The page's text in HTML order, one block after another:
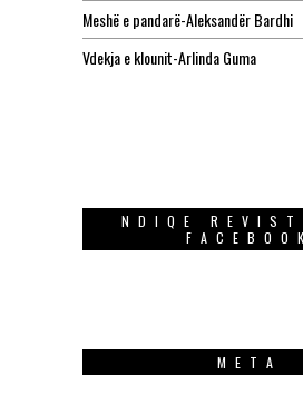
Meshë e pandarë-Aleksandër Bardhi
Vdekja e klounit-Arlinda Guma
NDIQE
FACEBOOK
META